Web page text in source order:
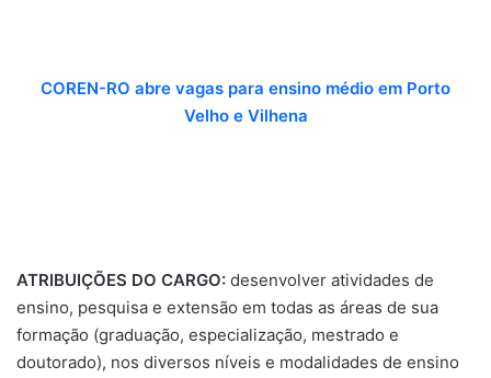
COREN-RO abre vagas para ensino médio em Porto
Velho e Vilhena
ATRIBUIÇÕES DO CARGO: desenvolver atividades de
ensino, pesquisa e extensão em todas as áreas de sua
formação (graduação, especialização, mestrado e
doutorado), nos diversos níveis e modalidades de ensino